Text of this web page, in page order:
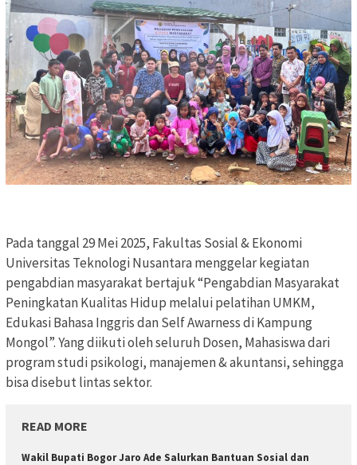
Pada tanggal 29 Mei 2025, Fakultas Sosial & Ekonomi
Universitas Teknologi Nusantara menggelar kegiatan
pengabdian masyarakat bertajuk “Pengabdian Masyarakat
Peningkatan Kualitas Hidup melalui pelatihan UMKM,
Edukasi Bahasa Inggris dan Self Awarness di Kampung
Mongol”. Yang diikuti oleh seluruh Dosen, Mahasiswa dari
program studi psikologi, manajemen & akuntansi, sehingga
bisa disebut lintas sektor.
READ MORE
Wakil Bupati Bogor Jaro Ade Salurkan Bantuan Sosial dan